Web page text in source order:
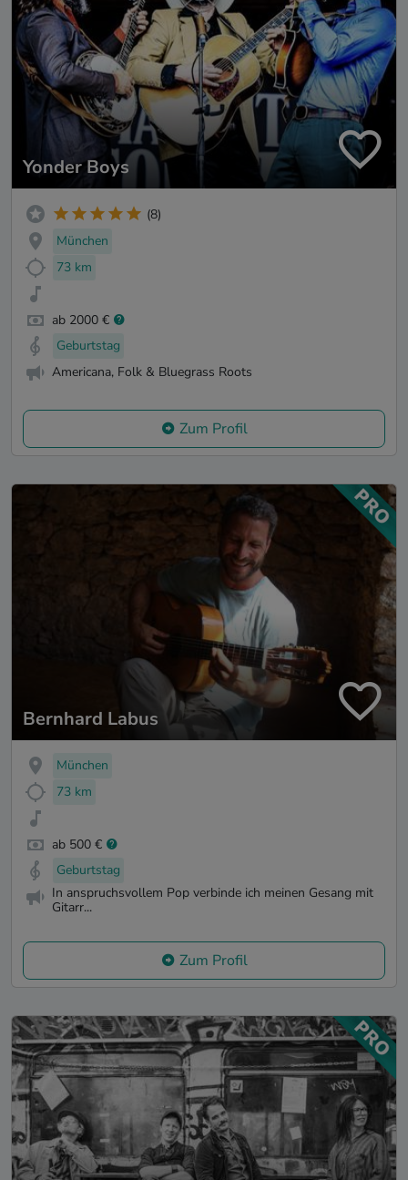
Yonder Boys
(8)
München
73 km
ab 2000 €
Geburtstag
Americana, Folk & Bluegrass Roots
Zum Profil
Bernhard Labus
München
73 km
ab 500 €
Geburtstag
In anspruchsvollem Pop verbinde ich meinen Gesang mit
Gitarr...
Zum Profil